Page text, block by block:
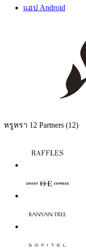
แอป Android
หรูหรา 12 Partners (12)